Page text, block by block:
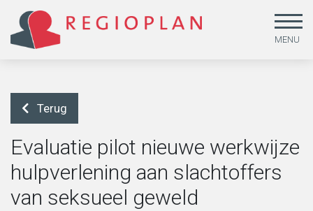
Arbeid en sociale zekerheid
Beleidsonderzoek
Missie
MENU
Terug
Evaluatie pilot nieuwe werkwijze
hulpverlening aan slachtoffers
van seksueel geweld